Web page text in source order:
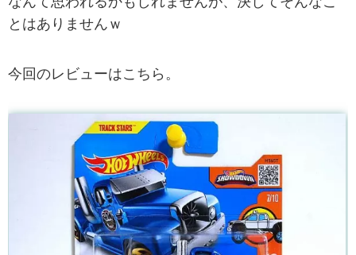
とはありませんｗ
今回のレビューはこちら。